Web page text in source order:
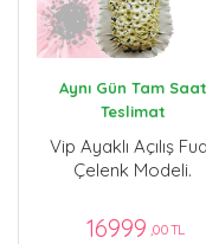
Aynı Gün Tam Saat
Teslimat
Vip Ayaklı Açılış
Çelenk Modeli.
16999 ,00 TL